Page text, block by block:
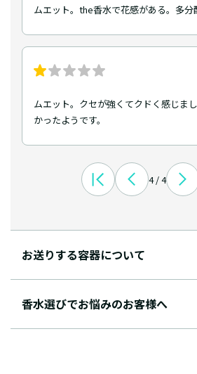
ムエット。the香水で花感がある。多分
ムエット。クセが強くてクドく感じま
かったようです。
4 / 4
お送りする容器について
香水選びでお悩みのお客様へ